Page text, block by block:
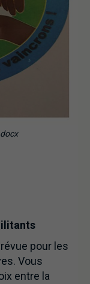
pour les
Vous
entre la